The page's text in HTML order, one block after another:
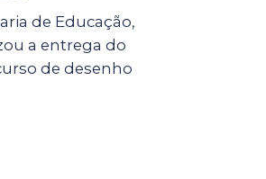
de Educação,
a entrega do
de desenho